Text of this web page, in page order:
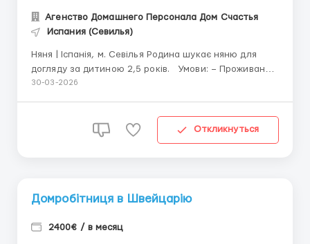
Агенство Домашнего Персонала Дом Счастья
Испания (Севилья)
Няня | Іспанія, м. Севілья Родина шукає няню для
догляду за дитиною 2,5 років. Умови: – Проживання
в будинку (окрема кімната) – Графік: 6/1, неділя
30-03-2026
Откликнуться
Домробітниця в Швейцарію
2400€ / в месяц